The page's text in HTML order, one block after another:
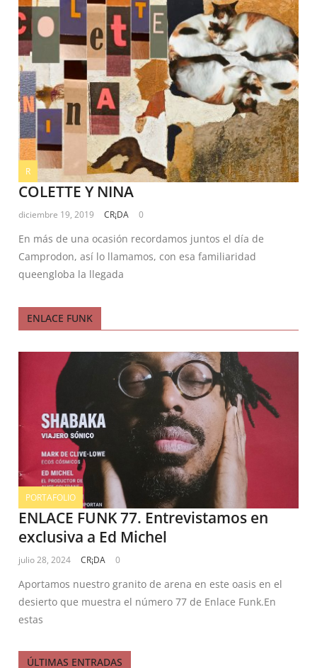
R
COLETTE Y NINA
diciembre 19, 2019 CR¡DA 0
En más de una ocasión recordamos juntos el día de
Camprodon, así lo llamamos, con esa familiaridad
queengloba la llegada
ENLACE FUNK
PORTAFOLIO
ENLACE FUNK 77. Entrevistamos en
exclusiva a Ed Michel
julio 28, 2024 CR¡DA 0
Aportamos nuestro granito de arena en este oasis en el
desierto que muestra el número 77 de Enlace Funk.En
estas
ÚLTIMAS ENTRADAS